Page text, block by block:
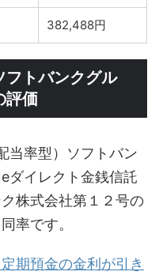
382,488円
フトバンクグル
評価
当率型）ソフトバン
ダイレクト金銭信託
株式会社第１２号の
率です。
期預金の金利が引き